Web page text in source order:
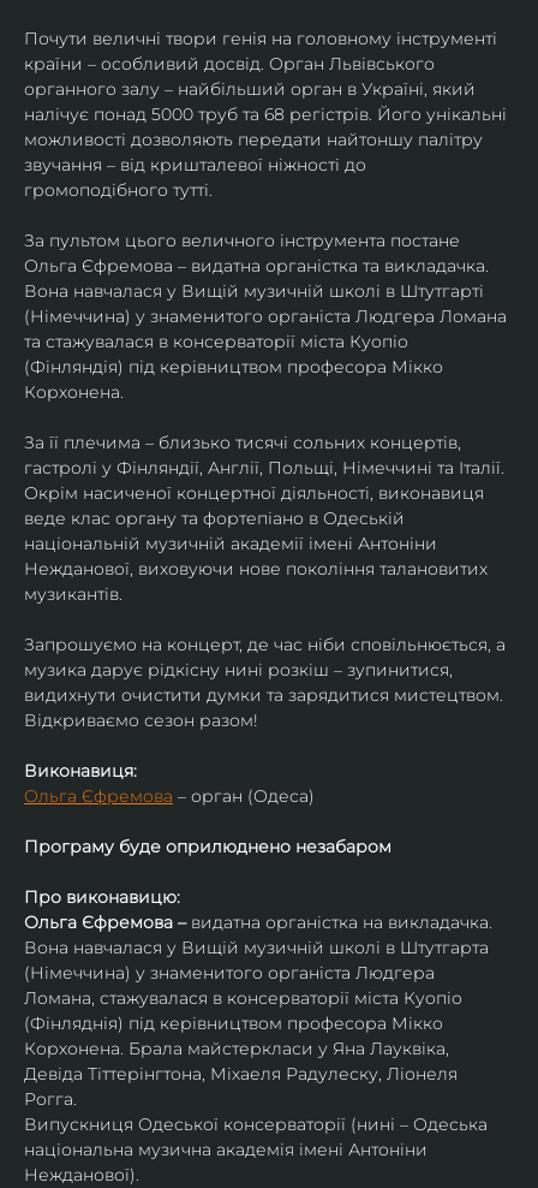
Почути величні твори генія на головному інструменті
країни – особливий досвід. Орган Львівського
органного залу – найбільший орган в Україні, який
налічує понад 5000 труб та 68 регістрів. Його унікальні
можливості дозволяють передати найтоншу палітру
звучання – від кришталевої ніжності до
громоподібного тутті.
За пультом цього величного інструмента постане
Ольга Єфремова – видатна органістка та викладачка.
Вона навчалася у Вищій музичній школі в Штутгарті
(Німеччина) у знаменитого органіста Людгера Ломана
та стажувалася в консерваторії міста Куопіо
(Фінляндія) під керівництвом професора Мікко
Корхонена.
За її плечима – близько тисячі сольних концертів,
гастролі у Фінляндії, Англії, Польщі, Німеччині та Італії.
Окрім насиченої концертної діяльності, виконавиця
веде клас органу та фортепіано в Одеській
національній музичній академії імені Антоніни
Нежданової, виховуючи нове покоління талановитих
музикантів.
Запрошуємо на концерт, де час ніби сповільнюється, а
музика дарує рідкісну нині розкіш – зупинитися,
видихнути очистити думки та зарядитися мистецтвом.
Відкриваємо сезон разом!
Виконавиця:
Ольга Єфремова – орган (Одеса)
Програму буде оприлюднено незабаром
Про виконавицю:
Ольга Єфремова – видатна органістка на викладачка.
Вона навчалася у Вищій музичній школі в Штутгарта
(Німеччина) у знаменитого органіста Людгера
Ломана, стажувалася в консерваторії міста Куопіо
(Фінляднія) під керівництвом професора Мікко
Корхонена. Брала майстеркласи у Яна Лауквіка,
Девіда Тіттерінгтона, Міхаеля Радулеску, Ліонеля
Рогга.
Випускниця Одеської консерваторії (нині – Одеська
національна музична академія імені Антоніни
Нежданової).